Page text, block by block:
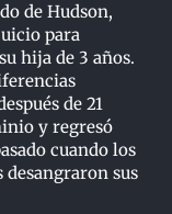
de Hudson,
para
hija de 3 años.
de 21
y regresó
cuando los
sus